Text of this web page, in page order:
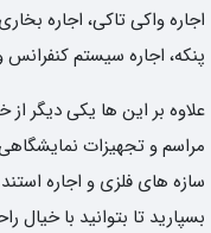
اجاره واکی تاکی، اجاره
پنکه، اجاره سیستم کنفرانس
علاوه بر این ها یکی دیگر از
مراسم و تجهیزات
سازه های فلزی و اجاره
بسپارید تا بتوانید با